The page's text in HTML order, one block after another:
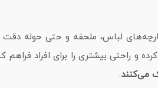
لباس، ملحفه و حتی حوله
و راحتی بیشتری را برای افراد
می‌کنند.